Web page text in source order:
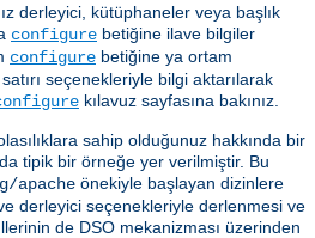
derleyici, kütüphaneler veya başlık
configure betiğine ilave bilgiler
configure betiğine ya ortam
seçenekleriyle bilgi aktarılarak
kılavuz sayfasına bakınız.
sahip olduğunuz hakkında bir
tipik bir örneğe yer verilmiştir. Bu
apache önekiyle başlayan dizinlere
derleyici seçenekleriyle derlenmesi ve
de DSO mekanizması üzerinden